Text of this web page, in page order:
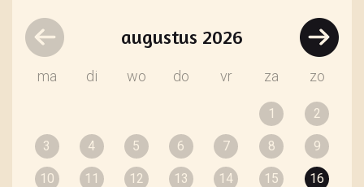
augustus 2026
ma di wo do vr za zo
1 2
3 4 5 6 7 8 9
10 11 12 13 14 15 16